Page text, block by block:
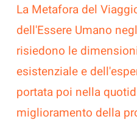
La Metafora del
dell'Essere Umano
risiedono le
esistenziale e
portata poi nella
miglioramento della